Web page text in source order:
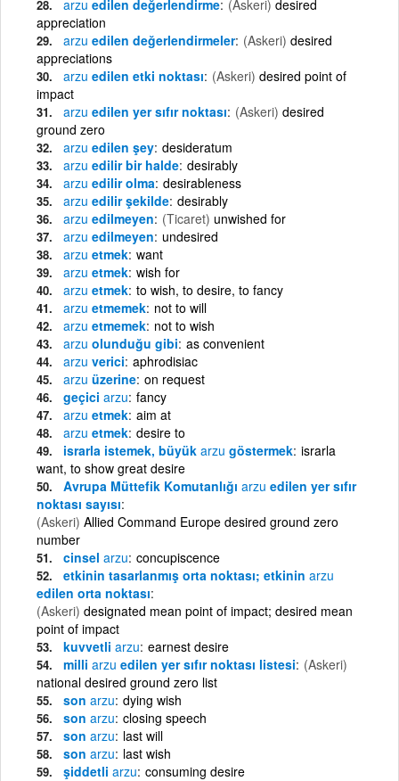
arzu edilen değerlendirme (Askeri) desired
appreciation
arzu edilen değerlendirmeler (Askeri) desired
appreciations
arzu edilen etki noktası (Askeri) desired point of
impact
arzu edilen yer sıfır noktası (Askeri) desired
ground zero
arzu edilen şey desideratum
arzu edilir bir halde desirably
arzu edilir olma desirableness
arzu edilir şekilde desirably
arzu edilmeyen (Ticaret) unwished for
arzu edilmeyen undesired
arzu etmek want
arzu etmek wish for
arzu etmek to wish, to desire, to fancy
arzu etmemek not to will
arzu etmemek not to wish
arzu olunduğu gibi as convenient
arzu verici aphrodisiac
arzu üzerine on request
geçici arzu fancy
arzu etmek aim at
arzu etmek desire to
israrla istemek, büyük arzu göstermek israrla
want, to show great desire
Avrupa Müttefik Komutanlığı arzu edilen yer sıfır
noktası sayısı
(Askeri) Allied Command Europe desired ground zero
number
cinsel arzu concupiscence
etkinin tasarlanmış orta noktası; etkinin arzu
edilen orta noktası
(Askeri) designated mean point of impact; desired mean
point of impact
kuvvetli arzu earnest desire
milli arzu edilen yer sıfır noktası listesi (Askeri)
national desired ground zero list
son arzu dying wish
son arzu closing speech
son arzu last will
son arzu last wish
şiddetli arzu consuming desire